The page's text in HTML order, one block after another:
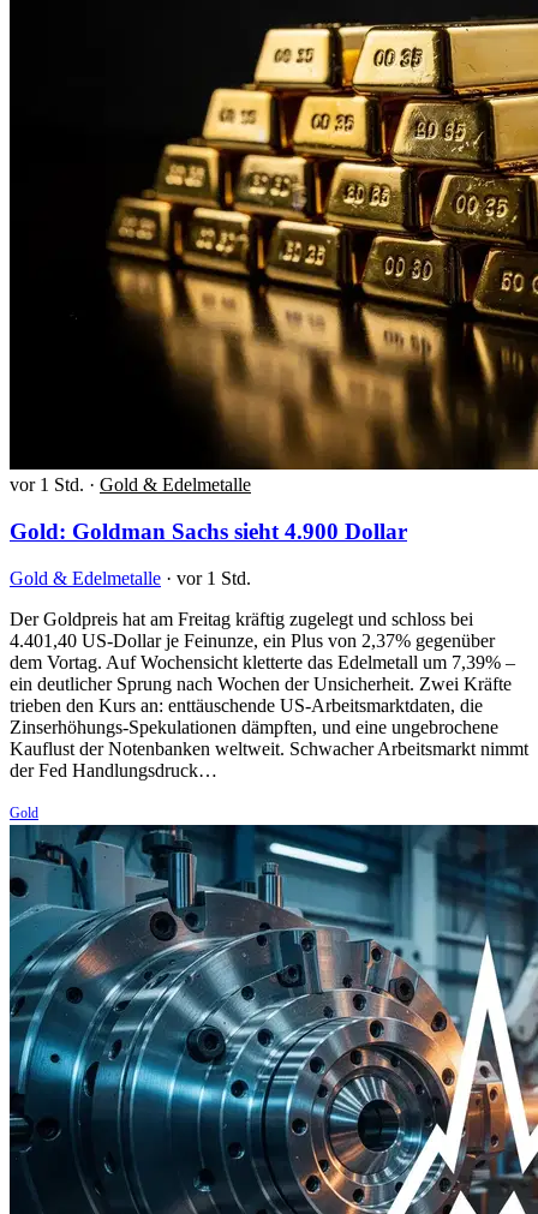
vor 1 Std. · Gold & Edelmetalle
Gold: Goldman Sachs sieht 4.900 Dollar
Gold & Edelmetalle · vor 1 Std.
Der Goldpreis hat am Freitag kräftig zugelegt und schloss bei
4.401,40 US-Dollar je Feinunze, ein Plus von 2,37% gegenüber
dem Vortag. Auf Wochensicht kletterte das Edelmetall um 7,39% –
ein deutlicher Sprung nach Wochen der Unsicherheit. Zwei Kräfte
trieben den Kurs an: enttäuschende US-Arbeitsmarktdaten, die
Zinserhöhungs-Spekulationen dämpften, und eine ungebrochene
Kauflust der Notenbanken weltweit. Schwacher Arbeitsmarkt nimmt
der Fed Handlungsdruck…
Gold